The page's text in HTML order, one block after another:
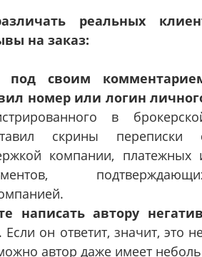
реальных
на заказ:
под своим
номер или логин
в
скрины переписки
компании, платежных
написать автору
Если он ответит, значит, это
автор даже имеет